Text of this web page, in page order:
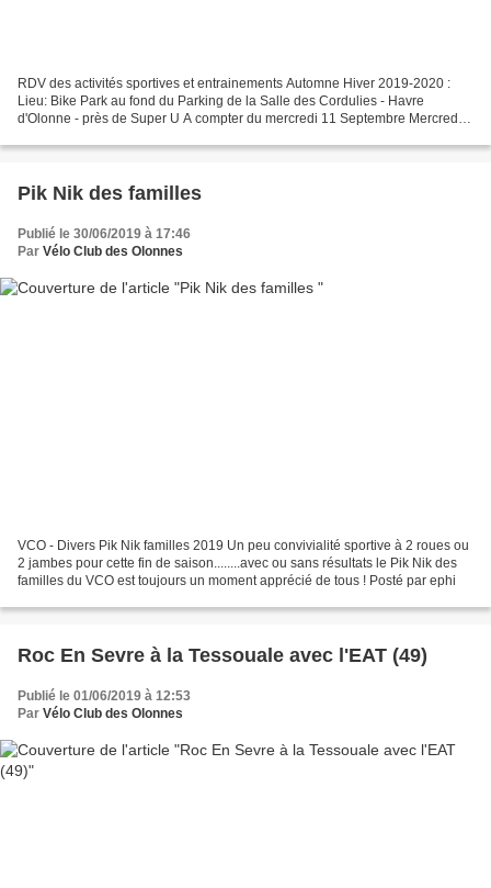
RDV des activités sportives et entrainements Automne Hiver 2019-2020 :
Lieu: Bike Park au fond du Parking de la Salle des Cordulies - Havre
d'Olonne - près de Super U A compter du mercredi 11 Septembre Mercredi
Pik Nik des familles
Publié le 30/06/2019 à 17:46
Par Vélo Club des Olonnes
VCO - Divers Pik Nik familles 2019 Un peu convivialité sportive à 2 roues ou
2 jambes pour cette fin de saison........avec ou sans résultats le Pik Nik des
familles du VCO est toujours un moment apprécié de tous ! Posté par ephi
Roc En Sevre à la Tessouale avec l'EAT (49)
Publié le 01/06/2019 à 12:53
Par Vélo Club des Olonnes